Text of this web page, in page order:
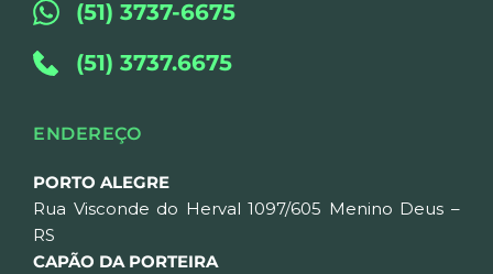
(51) 3737-6675
(51) 3737.6675
ENDEREÇO
PORTO ALEGRE
Rua Visconde do Herval 1097/605 Menino Deus –
RS
CAPÃO DA PORTEIRA